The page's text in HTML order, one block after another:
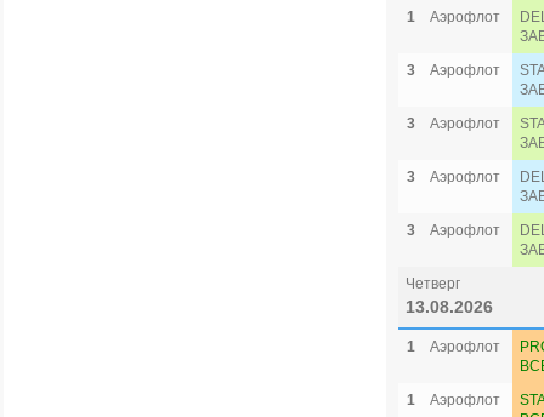
1
Аэрофлот
3
Аэрофлот
3
Аэрофлот
3
Аэрофлот
3
Аэрофлот
Четверг
13.08.2026
1 Аэрофлот
1
Аэрофлот